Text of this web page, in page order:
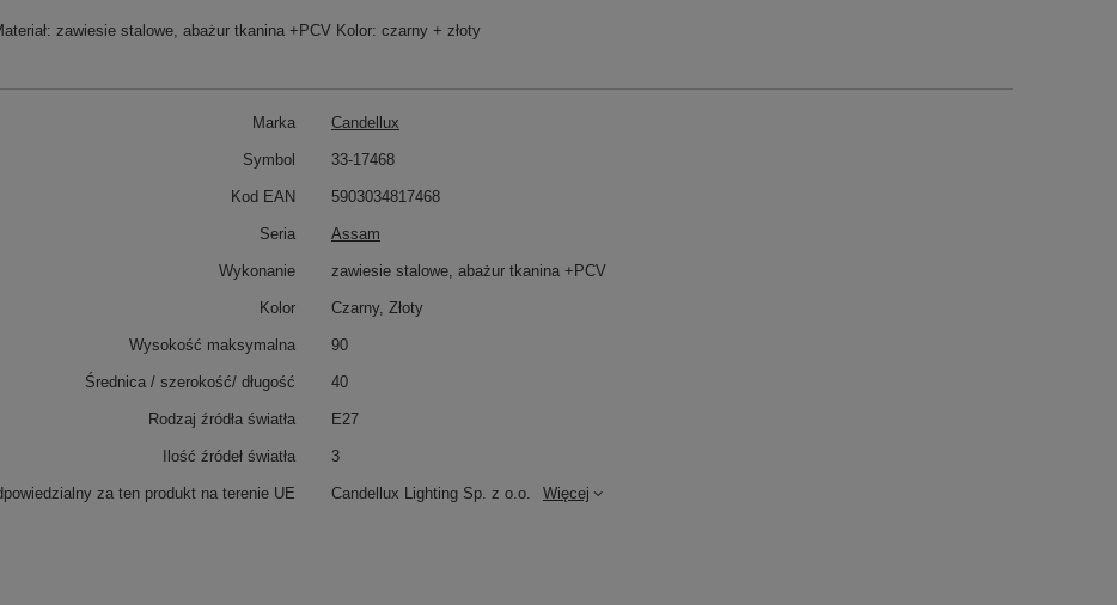
zawiesie stalowe, abażur tkanina +PCV Kolor: czarny + złoty
Marka Candellux
za ten produkt na terenie UE Candellux Lighting Sp. z o.o. Więcej
Symbol 33-17468
Kod EAN 5903034817468
Seria Assam
Wykonanie zawiesie stalowe, abażur tkanina +PCV
Kolor Czarny, Złoty
Wysokość maksymalna 90
Średnica / szerokość/ długość 40
Rodzaj źródła światła E27
Ilość źródeł światła 3